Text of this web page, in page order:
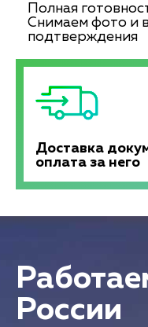
Полная
Снимаем фото и
подтверждения
Доставка
оплата за него
России